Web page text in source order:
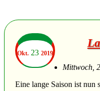
Okt. 23 2019
Mittwoch,
Eine lange Saison ist nun